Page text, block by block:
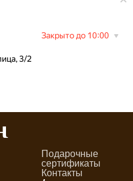
Подарочные
сертификаты
Контакты